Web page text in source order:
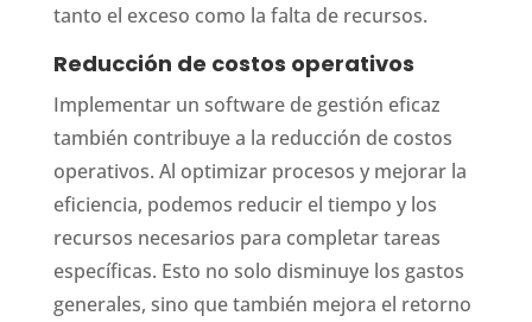
tanto el exceso como la falta de recursos.
Reducción de costos operativos
Implementar un software de gestión eficaz
también contribuye a la reducción de costos
operativos. Al optimizar procesos y mejorar la
eficiencia, podemos reducir el tiempo y los
recursos necesarios para completar tareas
específicas. Esto no solo disminuye los gastos
generales, sino que también mejora el retorno